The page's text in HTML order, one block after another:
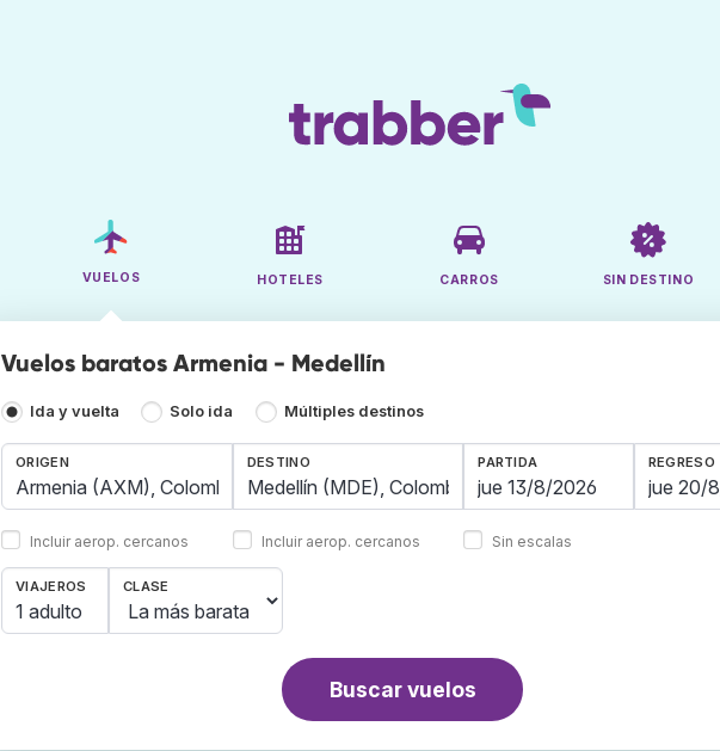
VUELOS HOTELES CARROS SIN DESTINO
Vuelos baratos Armenia - Medellín
Ida y vuelta Solo ida Múltiples destinos
ORIGEN
Incluir aerop. cercanos
DESTINO
Incluir aerop. cercanos
PARTIDA REGRESO
Sin escalas
VIAJEROS
1 adulto
CLASE
Buscar vuelos